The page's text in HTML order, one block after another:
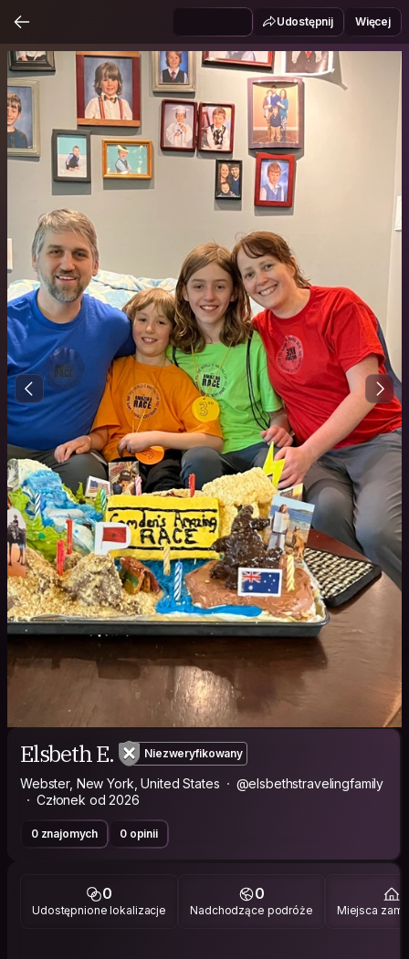
Udostępnij Więcej
Elsbeth E. Niezweryfikowany
Webster, New York, United States
@elsbethstravelingfamily
Członek od 2026
0 znajomych 0 opinii
0
Udostępnione lokalizacje
0
Nadchodzące podróże Miejsca